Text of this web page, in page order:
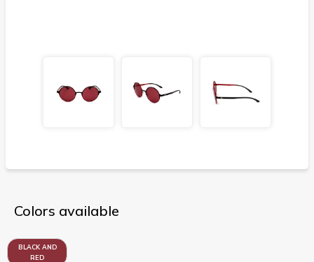
Colors available
BLACK AND
RED